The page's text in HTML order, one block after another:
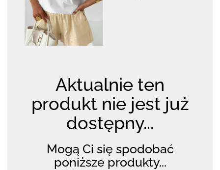
Aktualnie ten
produkt nie jest już
dostępny...
Mogą Ci się spodobać
poniższe produkty...